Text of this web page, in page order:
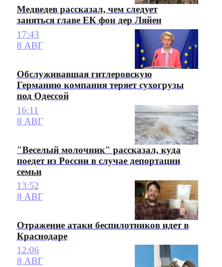
Медведев рассказал, чем следует
заняться главе ЕК фон дер Ляйен
17:43
8 АВГ
Обслуживавшая гитлеровскую
Германию компания теряет сухогрузы
под Одессой
16:11
8 АВГ
"Веселый молочник" рассказал, куда
поедет из России в случае депортации
семьи
13:52
8 АВГ
Отражение атаки беспилотников идет в
Краснодаре
12:06
8 АВГ